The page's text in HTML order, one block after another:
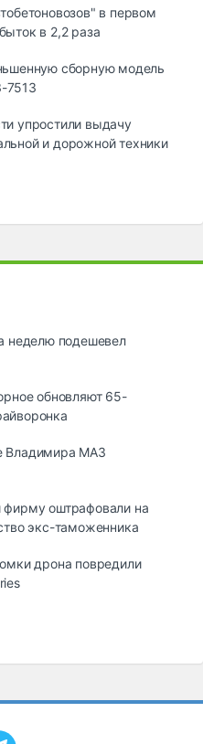
в первом
в 2,2 раза
сборную модель
7513
упростили выдачу
и дорожной техники
неделю подешевел
обновляют 65-
Владимира МАЗ
фирму оштрафовали на
экс-таможенника
дрона повредили